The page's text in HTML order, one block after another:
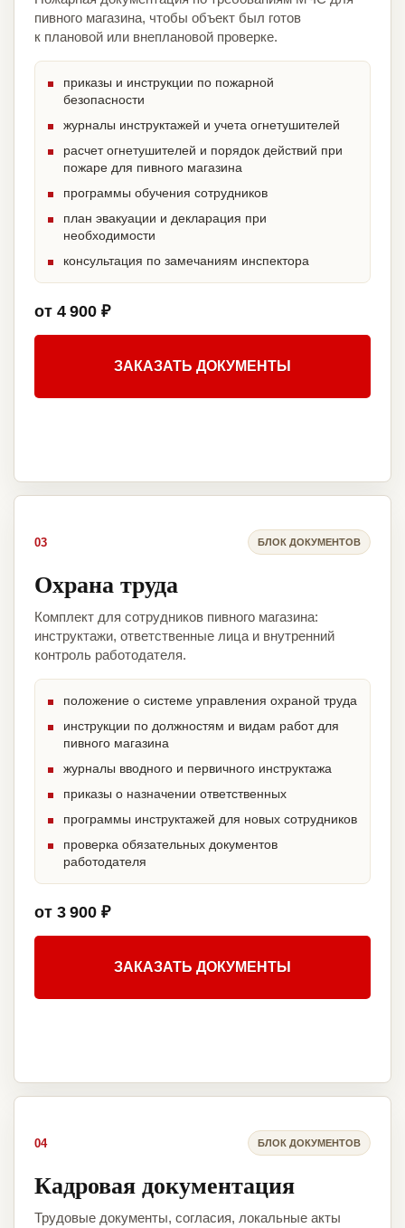
пивного магазина, чтобы объект был готов
к плановой или внеплановой проверке.
приказы и инструкции по пожарной
безопасности
журналы инструктажей и учета огнетушителей
расчет огнетушителей и порядок действий при
пожаре для пивного магазина
программы обучения сотрудников
план эвакуации и декларация при
необходимости
консультация по замечаниям инспектора
от 4 900 ₽
ЗАКАЗАТЬ ДОКУМЕНТЫ
03 БЛОК ДОКУМЕНТОВ
Охрана труда
Комплект для сотрудников пивного магазина:
инструктажи, ответственные лица и внутренний
контроль работодателя.
положение о системе управления охраной труда
инструкции по должностям и видам работ для
пивного магазина
журналы вводного и первичного инструктажа
приказы о назначении ответственных
программы инструктажей для новых сотрудников
проверка обязательных документов
работодателя
от 3 900 ₽
ЗАКАЗАТЬ ДОКУМЕНТЫ
04 БЛОК ДОКУМЕНТОВ
Кадровая документация
Трудовые документы, согласия, локальные акты